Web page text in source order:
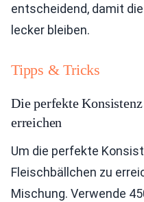
entscheidend, damit
lecker bleiben.
Tipps & Tricks
Die perfekte
erreichen
Um die perfekte
Fleischbällchen zu
Mischung. Verwende